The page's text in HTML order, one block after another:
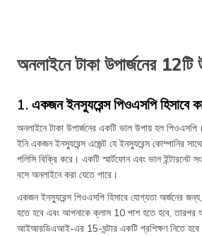
অনলাইনে টাকা উপার্জনের 12টি
1. একজন ইনস্যুরেন্স পিওএসপি হিসাবে
অনলাইনে টাকা উপার্জনের একটি ভাল উপায় হল পিওএসপি
ইনি একজন ইনস্যুরেন্স এজেন্ট যে ইনস্যুরেন্স কোম্পানির
পলিসি বিক্রি করে। একটি স্মার্টফোন এবং ভাল ইন্টারনেট
বসে অনলাইনে করা যেতে পারে।
একজন ইনস্যুরেন্স পিওএসপি হিসাবে যোগ্যতা অর্জনের
হতে হবে এবং আপনাকে ক্লাস 10 পাশ হতে হবে, তারপর
আইআরডিএআই-এর 15-ঘন্টার একটি প্রশিক্ষণ নিতে